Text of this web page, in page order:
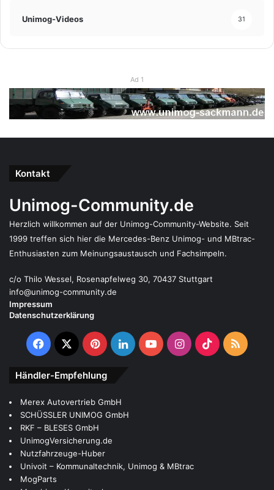
Unimog-Videos 31
Ad 1
Kontakt
Unimog-Community.de
Herzlich willkommen auf der Unimog-Community-Website. Seit
1999 treffen sich hier die Mercedes-Benz Unimog- und MBtrac-
Enthusiasten zum Meinungsaustausch und Fachsimpeln.
c/o Thilo Wessel, Rosenapfelweg 30, 70437 Stuttgart
info@unimog-community.de
Impressum
Datenschutzerklärung
Facebook
X PinterestLinkedInYouTubeInstagram
TikTokRSS
Händler-Empfehlung
Merex Autovertrieb GmbH
SCHÜSSLER UNIMOG GmbH
RKF – BLESES GmbH
UnimogVersicherung.de
Nutzfahrzeuge-Huber
Univoit – Kommunaltechnik, Unimog & MBtrac
MogParts